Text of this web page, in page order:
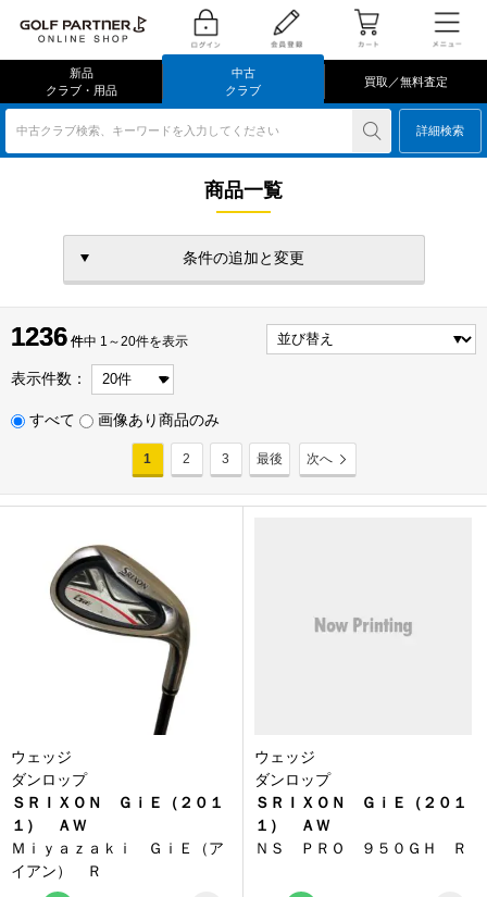
新品
クラブ・用品
中古
クラブ
買取／無料査定
中古クラブ検索、キーワードを入力してください 詳細検索
商品一覧
条件の追加と変更
1236 件
1236 件中 1～20件を表示
表示件数：
すべて 画像あり商品のみ
1 2 3 最後 次へ
ウェッジ
ダンロップ
ＳＲＩＸＯＮ ＧｉＥ（２０１
１） ＡＷ
Ｍｉｙａｚａｋｉ ＧｉＥ（ア
イアン） Ｒ
ウェッジ
ダンロップ
ＳＲＩＸＯＮ ＧｉＥ（２０１
１） ＡＷ
ＮＳ ＰＲＯ ９５０ＧＨ Ｒ